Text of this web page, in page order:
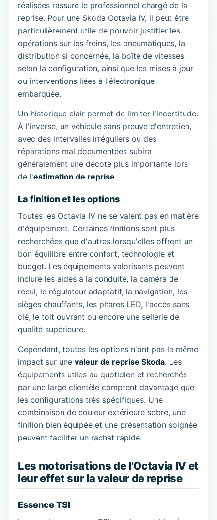
réalisées rassure le professionnel chargé de la
reprise. Pour une Skoda Octavia IV, il peut être
particulièrement utile de pouvoir justifier les
opérations sur les freins, les pneumatiques, la
distribution si concernée, la boîte de vitesses
selon la configuration, ainsi que les mises à jour
ou interventions liées à l'électronique
embarquée.
Un historique clair permet de limiter l'incertitude.
À l'inverse, un véhicule sans preuve d'entretien,
avec des intervalles irréguliers ou des
réparations mal documentées subira
généralement une décote plus importante lors
de l'estimation de reprise.
La finition et les options
Toutes les Octavia IV ne se valent pas en matière
d'équipement. Certaines finitions sont plus
recherchées que d'autres lorsqu'elles offrent un
bon équilibre entre confort, technologie et
budget. Les équipements valorisants peuvent
inclure les aides à la conduite, la caméra de
recul, le régulateur adaptatif, la navigation, les
sièges chauffants, les phares LED, l'accès sans
clé, le toit ouvrant ou encore une sellerie de
qualité supérieure.
Cependant, toutes les options n'ont pas le même
impact sur une valeur de reprise Skoda. Les
équipements utiles au quotidien et recherchés
par une large clientèle comptent davantage que
les configurations très spécifiques. Une
combinaison de couleur extérieure sobre, une
finition bien équipée et une présentation soignée
peuvent faciliter un rachat rapide.
Les motorisations de l'Octavia IV et
leur effet sur la valeur de reprise
Essence TSI